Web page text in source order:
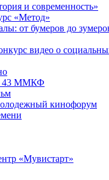
и современность»
«Метод»
от бумеров до
видео о
43 ММКФ
кинофорум
«Мувистарт»